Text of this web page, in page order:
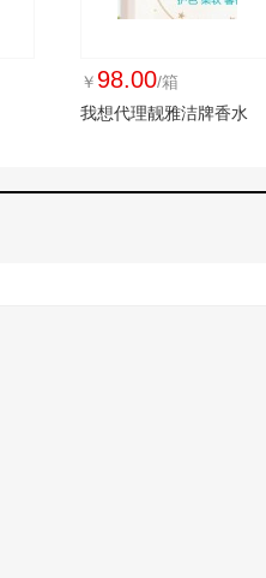
￥ 98.00/箱
我想代理靓雅洁牌香水